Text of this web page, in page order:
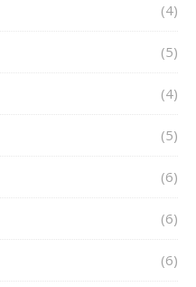
(4)
(5)
(4)
(5)
(6)
(6)
(6)